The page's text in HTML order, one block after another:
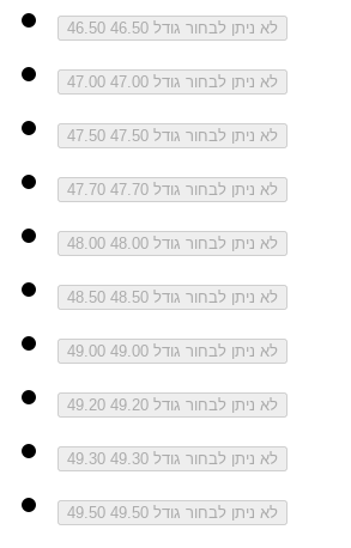
46.50 לא ניתן לבחור גודל 46.50
47.00 לא ניתן לבחור גודל 47.00
47.50 לא ניתן לבחור גודל 47.50
47.70 לא ניתן לבחור גודל 47.70
48.00 לא ניתן לבחור גודל 48.00
48.50 לא ניתן לבחור גודל 48.50
49.00 לא ניתן לבחור גודל 49.00
49.20 לא ניתן לבחור גודל 49.20
49.30 לא ניתן לבחור גודל 49.30
49.50 לא ניתן לבחור גודל 49.50